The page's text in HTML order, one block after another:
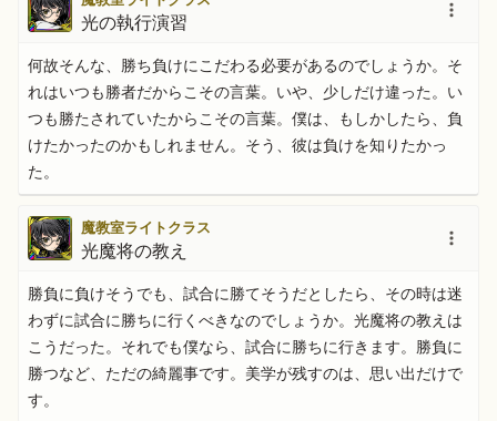
光の執行演習
何故そんな、勝ち負けにこだわる必要があるのでしょうか。そ
れはいつも勝者だからこその言葉。いや、少しだけ違った。い
つも勝たされていたからこその言葉。僕は、もしかしたら、負
けたかったのかもしれません。そう、彼は負けを知りたかっ
た。
魔教室ライトクラス
光魔将の教え
勝負に負けそうでも、試合に勝てそうだとしたら、その時は迷
わずに試合に勝ちに行くべきなのでしょうか。光魔将の教えは
こうだった。それでも僕なら、試合に勝ちに行きます。勝負に
勝つなど、ただの綺麗事です。美学が残すのは、思い出だけで
す。